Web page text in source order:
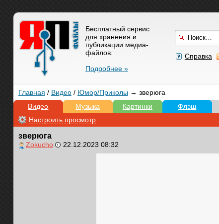
Справка
Бесплатный сервис
для хранения и
публикации медиа-
файлов.
Подробнее »
Главная / Видео/ Юмор/Приколы→ зверюга
Видео
Музыка Картинки Флэш
Настроить просмотр
зверюга
Zokucho 22.12.2023 08:32